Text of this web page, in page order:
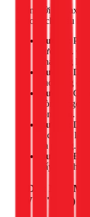
Giấm với tính axit
an toàn cho hầu
Bước 1:
Pha
nước ấm.
khả năng
Bước 2:
vào dung
Bước 3:
tròn từ
rộng hơn.
Bước 4:
sạch) lau lại
xà phòng.
Bước 5:
Để
đẩy nhanh
3. Diệt Nấm
"W", "WS")